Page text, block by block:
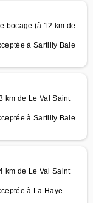
bocage (à 12 km de
à Sartilly Baie
km de Le Val Saint
à Sartilly Baie
km de Le Val Saint
à La Haye